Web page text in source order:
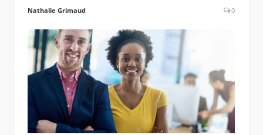
Nathalie Grimaud 0